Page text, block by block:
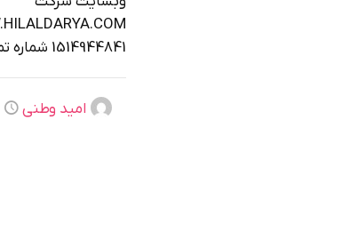
1514944841 شماره تماس 1 83560000
امید وطنی